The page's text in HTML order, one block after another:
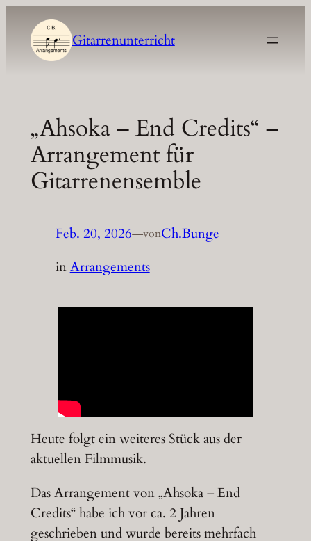
Inhalt
springen
Gitarrenunterricht
„Ahsoka – End Credits“ –
Arrangement für
Gitarrenensemble
Feb. 20, 2026—vonCh.Bunge
inArrangements
Heute folgt ein weiteres Stück aus der
aktuellen Filmmusik.
Das Arrangement von „Ahsoka – End
Credits“ habe ich vor ca. 2 Jahren
geschrieben und wurde bereits mehrfach